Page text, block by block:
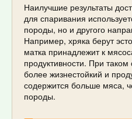
Наилучшие результаты
для спаривания
породы, но и другого
Например, хряка берут
матка принадлежит к
продуктивности. При
более жизнестойкий и
содержится больше мяса,
породы.